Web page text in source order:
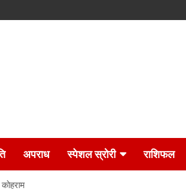
अपराध स्पेशल स्रोरी राशिफल